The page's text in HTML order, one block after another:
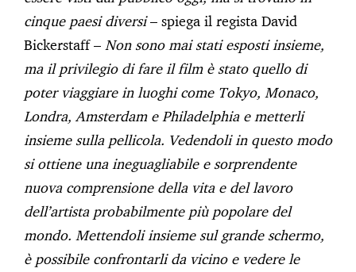
cinque paesi diversi– spiega il regista David
Bickerstaff – Non sono mai stati esposti insieme,
ma il privilegio di fare il film è stato quello di
poter viaggiare in luoghi come Tokyo, Monaco,
Londra, Amsterdam e Philadelphia e metterli
insieme sulla pellicola. Vedendoli in questo modo
si ottiene una ineguagliabile e sorprendente
nuova comprensione della vita e del lavoro
dell’artista probabilmente più popolare del
mondo. Mettendoli insieme sul grande schermo,
è possibile confrontarli da vicino e vedere le